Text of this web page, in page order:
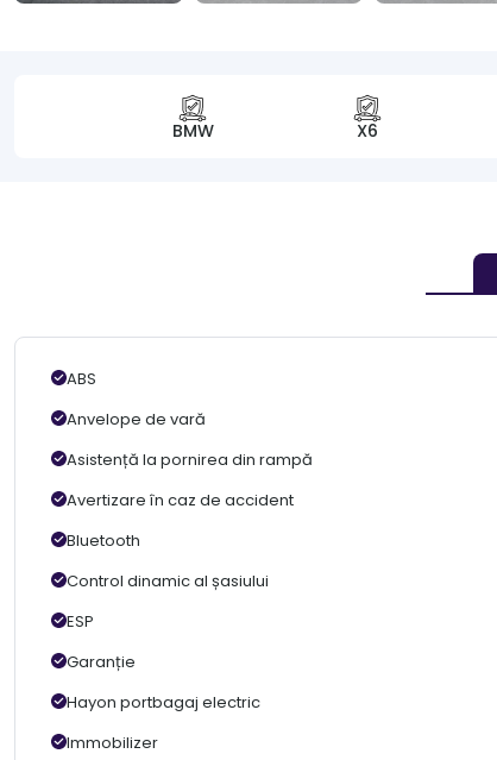
BMW X6
ABS
Anvelope de vară
Asistență la pornirea din rampă
Avertizare în caz de accident
Bluetooth
Control dinamic al șasiului
ESP
Garanție
Hayon portbagaj electric
Immobilizer